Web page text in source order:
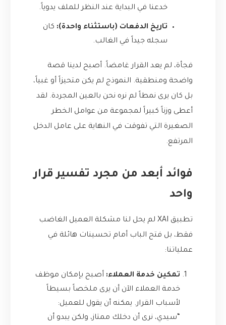
خدعنا في البداية عند النظر للملف يدوياً.
تاريخ الدفعات (باستثناء واحدة): كان
سجله جيداً في الغالب.
فجأة، لم يعد القرار غامضاً. أصبح لدينا قصة
واضحة ومنطقية. النموذج لم يكن متحيزاً أو غبياً،
بل كان يرى نمطاً لم نره نحن بالعين المجردة. لقد
أعطى وزناً كبيراً لمجموعة من عوامل الخطر
الصغيرة التي تفوقت في النهاية على عامل الدخل
المرتفع.
فوائد أبعد من مجرد تفسير قرار
واحد
تطبيق XAI لم يحل لنا مشكلة العميل الغاضب
فقط، بل فتح الباب أمام تحسينات هائلة في
عملياتنا:
تمكين خدمة العملاء: أصبح بإمكان موظف
خدمة العملاء الآن أن يرى ملخصاً بسيطاً
لأسباب القرار. يمكنه أن يقول للعميل:
“سيدي، نرى أن دخلك ممتاز، ولكن يبدو أن